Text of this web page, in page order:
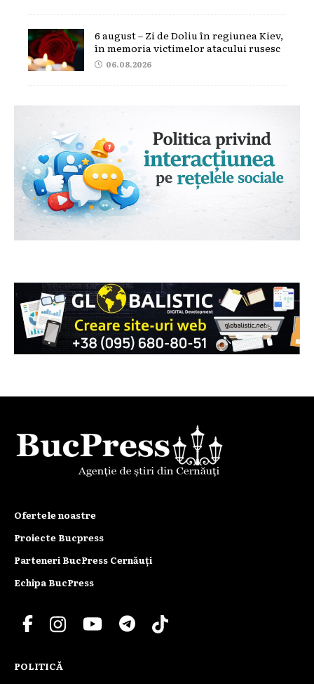
6 august – Zi de Doliu în regiunea Kiev,
în memoria victimelor atacului rusesc
06.08.2026
Ofertele noastre
Proiecte Bucpress
Parteneri BucPress Cernăuți
Echipa BucPress
POLITICĂ